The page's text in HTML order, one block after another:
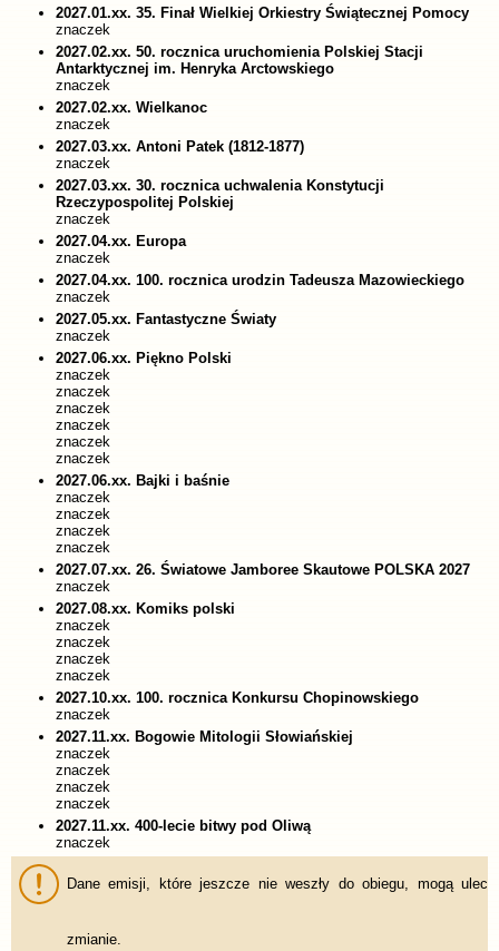
2027.01.xx. 35. Finał Wielkiej Orkiestry Świątecznej Pomocy
znaczek
2027.02.xx. 50. rocznica uruchomienia Polskiej Stacji
Antarktycznej im. Henryka Arctowskiego
znaczek
2027.02.xx. Wielkanoc
znaczek
2027.03.xx. Antoni Patek (1812-1877)
znaczek
2027.03.xx. 30. rocznica uchwalenia Konstytucji
Rzeczypospolitej Polskiej
znaczek
2027.04.xx. Europa
znaczek
2027.04.xx. 100. rocznica urodzin Tadeusza Mazowieckiego
znaczek
2027.05.xx. Fantastyczne Światy
znaczek
2027.06.xx. Piękno Polski
znaczek
znaczek
znaczek
znaczek
znaczek
znaczek
2027.06.xx. Bajki i baśnie
znaczek
znaczek
znaczek
znaczek
2027.07.xx. 26. Światowe Jamboree Skautowe POLSKA 2027
znaczek
2027.08.xx. Komiks polski
znaczek
znaczek
znaczek
znaczek
2027.10.xx. 100. rocznica Konkursu Chopinowskiego
znaczek
2027.11.xx. Bogowie Mitologii Słowiańskiej
znaczek
znaczek
znaczek
znaczek
2027.11.xx. 400-lecie bitwy pod Oliwą
znaczek
Dane emisji, które jeszcze nie weszły do obiegu, mogą ulec
zmianie.